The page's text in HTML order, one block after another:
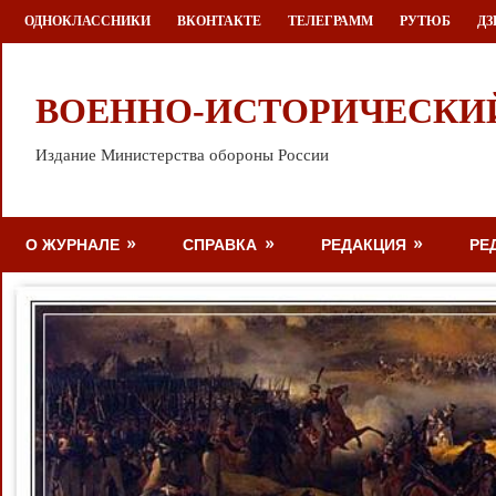
Перейти
к
ОДНОКЛАССНИКИ ВКОНТАКТЕ ТЕЛЕГРАММ РУТЮБ
ВОЕННО-
Издание Министерства обороны России
О ЖУРНАЛЕ СПРАВКА РЕДАКЦИЯ